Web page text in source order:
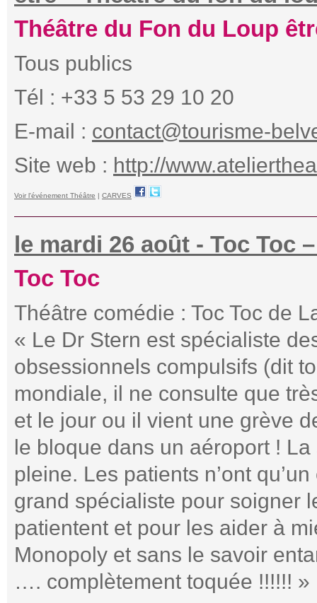
Théâtre du Fon du Loup
Tous publics
Tél : +33 5 53 29 10 20
E-mail : contact@tourisme-
Site web : http://
Voir l'événement Théâtre | CARVES
le mardi 26 août - Toc Toc
Toc Toc
Théâtre comédie : Toc Toc de
« Le Dr Stern est spécialiste
obsessionnels compulsifs (dit
mondiale, il ne consulte que
et le jour ou il vient une grève
le bloque dans un aéroport ! La
pleine. Les patients n’ont
grand spécialiste pour soigner
patientent et pour les aider à
Monopoly et sans le savoir
…. complètement toquée !!!!!! »